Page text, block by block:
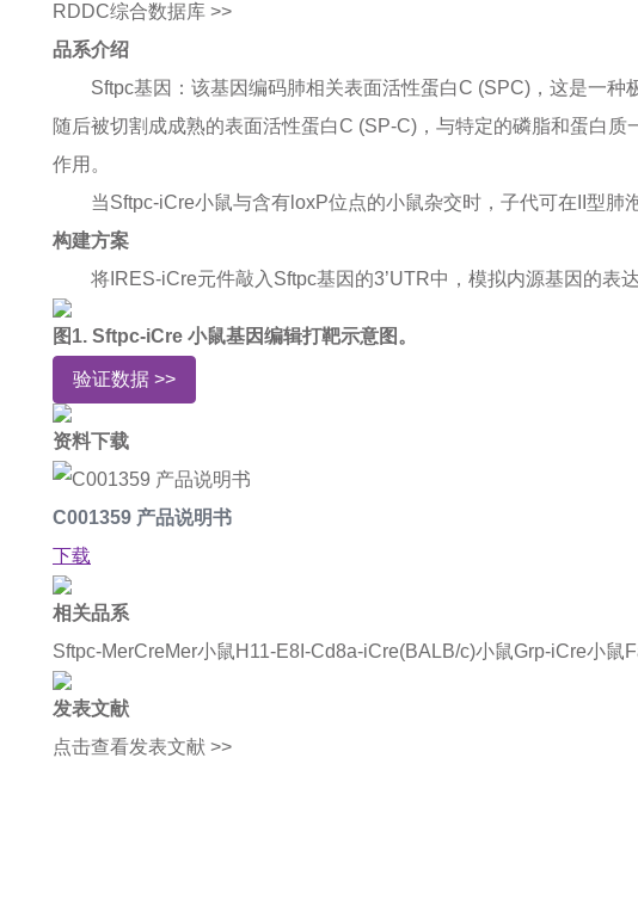
RDDC综合数据库 >>
品系介绍
Sftpc基因：该基因编码肺相关表面活性蛋白C (SPC)，这是一
随后被切割成成熟的表面活性蛋白C (SP-C)，与特定的磷脂和蛋白
作用。
当Sftpc-iCre小鼠与含有loxP位点的小鼠杂交时，子代可在II型
构建方案
将IRES-iCre元件敲入Sftpc基因的3’UTR中，模拟内源基因的表达
图1. Sftpc-iCre 小鼠基因编辑打靶示意图。
验证数据 >>
资料下载
C001359 产品说明书
下载
相关品系
Sftpc-MerCreMer小鼠H11-E8I-Cd8a-iCre(BALB/c)小鼠Grp-iCre小鼠
发表文献
点击查看发表文献 >>